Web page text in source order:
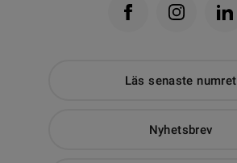
Läs senaste numret
Nyhetsbrev